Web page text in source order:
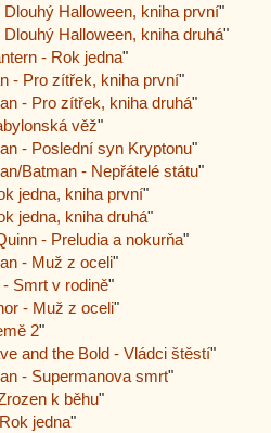
Halloween, kniha první"
Halloween, kniha druhá"
- Rok jedna"
- Pro zítřek, kniha první"
- Pro zítřek, kniha druhá"
věž"
- Poslední syn Kryptonu"
Batman - Nepřátelé státu"
jedna, kniha první"
jedna, kniha druhá"
- Preludia a nokurňa"
- Muž z oceli"
Smrt v rodině"
- Muž z oceli"
2"
and the Bold - Vládci štěstí"
- Supermanova smrt"
k běhu"
jedna"